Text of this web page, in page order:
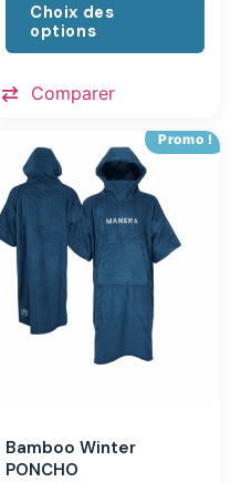
Choix des
options
Comparer
Promo !
Bamboo Winter
PONCHO